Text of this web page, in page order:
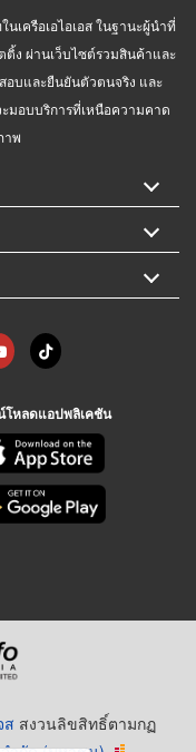
เครือเอไอเอส ในฐานะผู้นำที่
ง ผ่านเว็บไซต์รวมสินค้าและ
อบและยืนยันตัวตนจริง และ
มอบบริการที่เหนือความคาด
าพ
โหลดแอปพลิเคชัน
ส สงวนลิขสิทธิ์ตามกฏ